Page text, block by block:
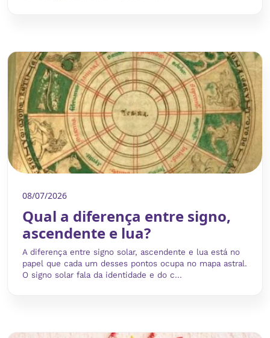
08/07/2026
Qual a diferença entre signo,
ascendente e lua?
A diferença entre signo solar, ascendente e lua está no
papel que cada um desses pontos ocupa no mapa astral.
O signo solar fala da identidade e do c...